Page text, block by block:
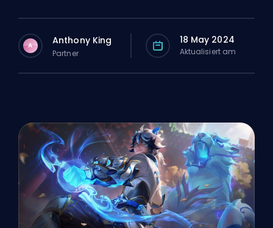
A Anthony King
Partner
18 May 2024
Aktualisiert am